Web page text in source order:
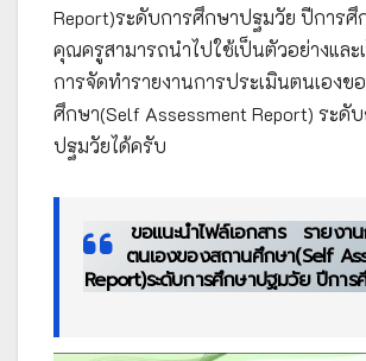
Report)ระดับการศึกษาปฐมวัย ปีการศึ
คุณครูสามารถนำไปใช้เป็นตัวอย่างและ
การจัดทำรายงานการประเมินตนเองข
ศึกษา(Self Assessment Report) ระดั
ปฐมวัยได้ครับ
ขอแนะนำไฟล์เอกสาร รายงาน
ตนเองของสถานศึกษา(Self
Report)ระดับการศึกษาปฐมวัย ปีการ